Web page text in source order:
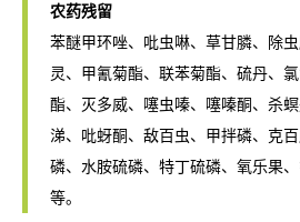
农药残留
苯醚甲环唑、吡虫啉、草甘膦、除
灵、甲氰菊酯、联苯菊酯、硫丹、
酯、灭多威、噻虫嗪、噻嗪酮、杀
涕、吡蚜酮、敌百虫、甲拌磷、克
磷、水胺硫磷、特丁硫磷、氧乐果
等。